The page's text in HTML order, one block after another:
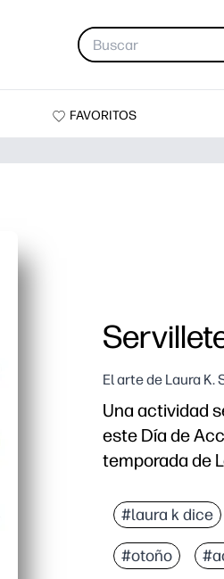
FAVORITOS
El arte de Laura K.
Una actividad
este Día de
temporada de
Imprima,
Mantiene a
Puedes
#laura k dice
#otoño